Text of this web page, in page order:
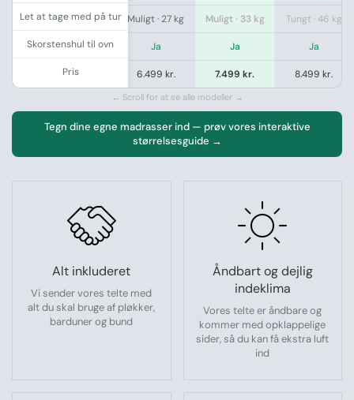
Let at tage med på tur
Skorstenshul til ovn
Pris
Ja · 20 kg Muligt · 27 kg Muligt · 33 kg Tungt · 46 kg
Nej Ja Ja Ja
4.999 kr. 6.499 kr. 7.499 kr. 8.499 kr.
← Scroll for at se alle modeller →
Tegn dine egne madrasser ind — prøv vores interaktive
størrelsesguide →
Alt inkluderet
Vi sender vores telte med
alt du skal bruge af pløkker,
barduner og bund
Åndbart og dejlig
indeklima
Vores telte er åndbare og
kommer med opklappelige
sider, så du kan få ekstra luft
ind